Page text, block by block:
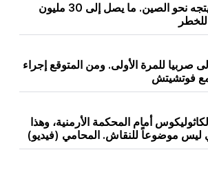
إعصار "دولفين" يتجه نحو الصين. ما يصل إلى 30 مليون
صربيا للمرة الأولى. ومن المتوقع إجراء
فوتشيتش
أمام المحكمة الأرمنية، وهذا
ليس موضوعاً للنقاش. المحامي (فيديو)